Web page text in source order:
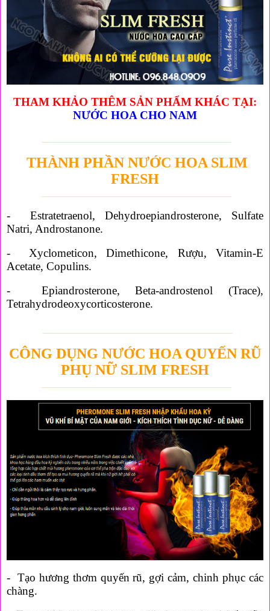
THAM KHẢO THÊM SẢN PHẨM KHÁC TẠI:
NƯỚC HOA CHO NAM
THÀNH PHẦN NƯỚC HOA SLIM
FRESH
- Estratetraenol, Dehydroepiandrosterone, Sulfate
Natri, Androstanone.
- Xyclometicon, Dimethicone, Rượu, Vitamin-E
Acetate, Copulins.
- Epiandrosterone, Beta-androstenol (Trace),
Tetrahydrodeoxycorticosterone.
CÔNG DỤNG NƯỚC HOA QUYẾN RŨ
PHỤ NỮ SLIM FRESH
- Tạo hương thơm quyến rũ, gợi cảm, chinh phục các
chàng.